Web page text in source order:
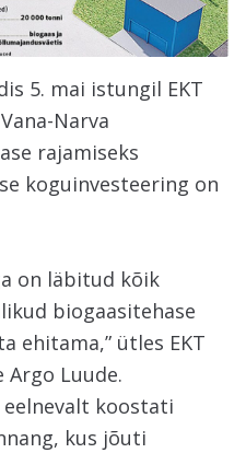
5. mai istungil EKT
Narva
rajamiseks
koguinvesteering on
on läbitud kõik
biogaasitehase
ehitama,” ütles EKT
Argo Luude.
koostati
kus jõuti